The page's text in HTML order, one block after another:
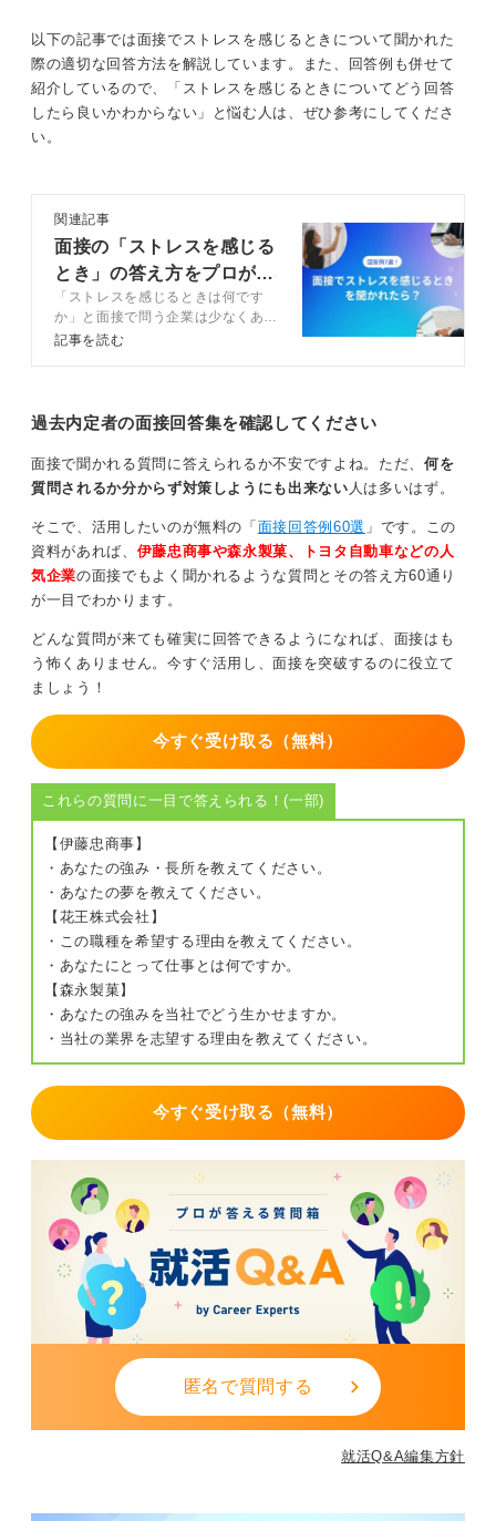
感じたストレスへの対応を具体的に伝えることで信
頼感が生まれる
答え方として、どのような場面でストレスを感じてしま
うのかを伝えることは問題ありません。たとえば「自分
の意見が通らなかったとき」「自分勝手な人と接すると
き」などでも構いません。
まず最初に、そのときにどうするかを伝えましょう。
「自分の主張だけでなく、意見が通らなかった理由を考
ストレスの発散方法がポイントです。「運動をする」
「趣味を楽しむ」「友人と食事をする」などでストレス
よくあるのが「寝て忘れる」という答え方です。睡眠も
発散には良いことですが、答え方としては少し弱いと思
います。
0
以下の記事では面接でストレスを感じるときについて聞かれた
際の適切な回答方法を解説しています。また、回答例も併せて
紹介しているので、「ストレスを感じるときについてどう回答
したら良いかわからない」と悩む人は、ぜひ参考にしてくださ
い。
関連記事
面接の「ストレスを感じる
とき」の答え方をプロが解
説！ 例文7選付き
「ストレスを感じるときは何です
か」と面接で問う企業は少なくあり
ません。回答方法や注意点をキャリ
や分析能力をしっかりとアピールし
記事を読む
過去内定者の面接回答集を確認してください
面接で聞かれる質問に答えられるか不安ですよね。ただ、 何を
質問されるか分からず対策しようにも出来ない 人は多いはず。
そこで、活用したいのが無料の「 面接回答例60選 」です。この
資料があれば、 伊藤忠商事や森永製菓、トヨタ自動車などの人
気企業の面接でもよく聞かれるような質問とその答え方60通り
が一目でわかります。
どんな質問が来ても確実に回答できるようになれば、面接はも
う怖くありません。今すぐ活用し、面接を突破するのに役立て
ましょう！
今すぐ受け取る（無料）
これらの質問に一目で答えられる！(一部)
【伊藤忠商事】
・あなたの強み・長所を教えてください。
・あなたの夢を教えてください。
【花王株式会社】
・この職種を希望する理由を教えてください。
・あなたにとって仕事とは何ですか。
【森永製菓】
・あなたの強みを当社でどう生かせますか。
・当社の業界を志望する理由を教えてください。
今すぐ受け取る（無料）
匿名で質問する
就活Q&A編集方針